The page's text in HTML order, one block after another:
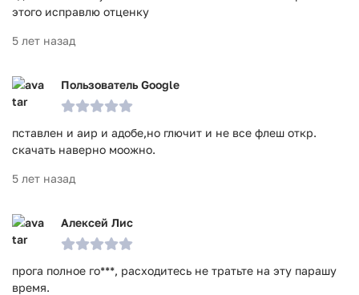
этого исправлю отценку
5 лет назад
Пользователь Google
пставлен и аир и адобе,но глючит и не все флеш откр.
скачать наверно моожно.
5 лет назад
Алексей Лис
прога полное го***, расходитесь не тратьте на эту парашу
время.